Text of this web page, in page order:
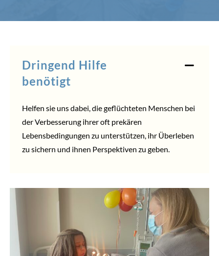
Dringend Hilfe
benötigt
Helfen sie uns dabei, die geflüchteten Menschen bei
der Verbesserung ihrer oft prekären
Lebensbedingungen zu unterstützen, ihr Überleben
zu sichern und ihnen Perspektiven zu geben.